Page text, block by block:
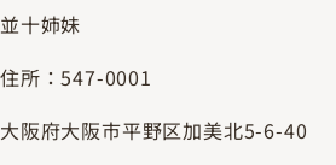
並十姉妹
住所：547-0001
大阪府大阪市平野区加美北5-6-40